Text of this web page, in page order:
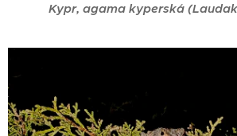
Kypr, agama kyperská